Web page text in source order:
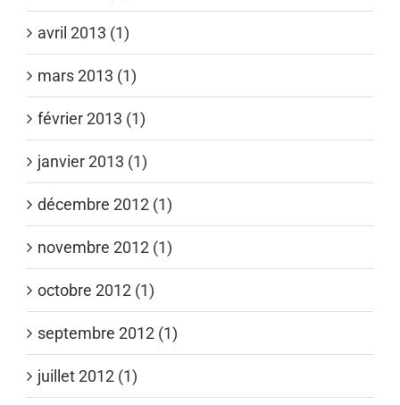
avril 2013 (1)
mars 2013 (1)
février 2013 (1)
janvier 2013 (1)
décembre 2012 (1)
novembre 2012 (1)
octobre 2012 (1)
septembre 2012 (1)
juillet 2012 (1)